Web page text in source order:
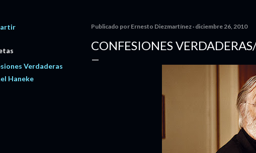
Verdaderas
Haneke
Publicado por Ernesto Diezmartínez diciembre 26, 2010
CONFESIONES